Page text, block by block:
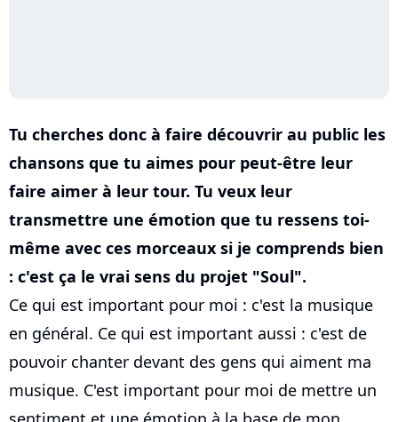
Tu cherches donc à faire découvrir au public les
chansons que tu aimes pour peut-être leur
faire aimer à leur tour. Tu veux leur
transmettre une émotion que tu ressens toi-
même avec ces morceaux si je comprends bien
: c'est ça le vrai sens du projet "Soul".
Ce qui est important pour moi : c'est la musique
en général. Ce qui est important aussi : c'est de
pouvoir chanter devant des gens qui aiment ma
musique. C'est important pour moi de mettre un